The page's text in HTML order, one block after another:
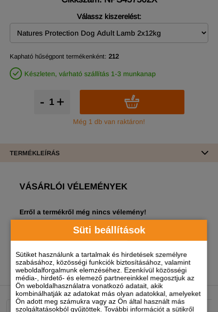
Süti beállítások
Sütiket használunk a tartalmak és hirdetések személyre
szabásához, közösségi funkciók biztosításához, valamint
weboldalforgalmunk elemzéséhez. Ezenkívül közösségi
média-, hirdető- és elemező partnereinkkel megosztjuk az
Ön weboldalhasználatra vonatkozó adatait, akik
kombinálhatják az adatokat más olyan adatokkal, amelyeket
Ön adott meg számukra vagy az Ön által használt más
szolgáltatásokból gyűjtöttek. További információt a sütikről
Válassz kiszerelést:
Kapható hűségpont termékenként: 212
Készleten, várható szállítás 1-3 munkanap
+
-
Még 1 db van raktáron!
TERMÉKLEÍRÁS
VÁSÁRLÓI VÉLEMÉNYEK
Erről a termékről még nincs vélemény!
A termékhez akkor tudsz véleményt írni, ha
regisztrált és bejelentkezettfelhasználó vagy!
NEKED AJÁNLJUK